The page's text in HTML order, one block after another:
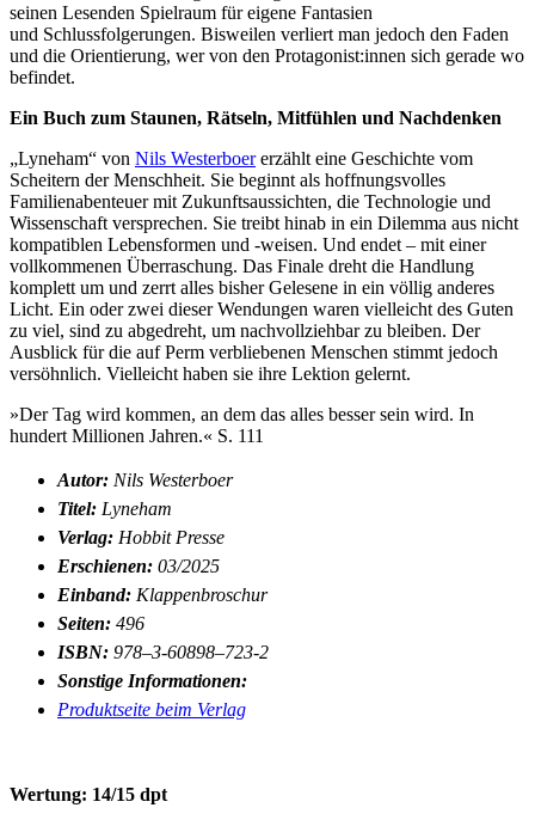
seinen Lesenden Spielraum für eigene Fantasien
und Schlussfolgerungen. Bisweilen verliert man jedoch den Faden
und die Orientierung, wer von den Protagonist:innen sich gerade wo
befindet.
Ein Buch zum Staunen, Rätseln, Mitfühlen und Nachdenken
„Lyneham“ von Nils Westerboererzählt eine Geschichte vom
Scheitern der Menschheit. Sie beginnt als hoffnungsvolles
Familienabenteuer mit Zukunftsaussichten, die Technologie und
Wissenschaft versprechen. Sie treibt hinab in ein Dilemma aus nicht
kompatiblen Lebensformen und -weisen. Und endet – mit einer
vollkommenen Überraschung. Das Finale dreht die Handlung
komplett um und zerrt alles bisher Gelesene in ein völlig anderes
Licht. Ein oder zwei dieser Wendungen waren vielleicht des Guten
zu viel, sind zu abgedreht, um nachvollziehbar zu bleiben. Der
Ausblick für die auf Perm verbliebenen Menschen stimmt jedoch
versöhnlich. Vielleicht haben sie ihre Lektion gelernt.
»Der Tag wird kommen, an dem das alles besser sein wird. In
hundert Millionen Jahren.« S. 111
Autor: Nils Westerboer
Titel: Lyneham
Verlag: Hobbit Presse
Erschienen: 03/2025
Einband: Klappenbroschur
Seiten: 496
ISBN: 978–3‑60898–723‑2
Sonstige Informationen:
Produktseite beim Verlag
Wertung: 14/15 dpt